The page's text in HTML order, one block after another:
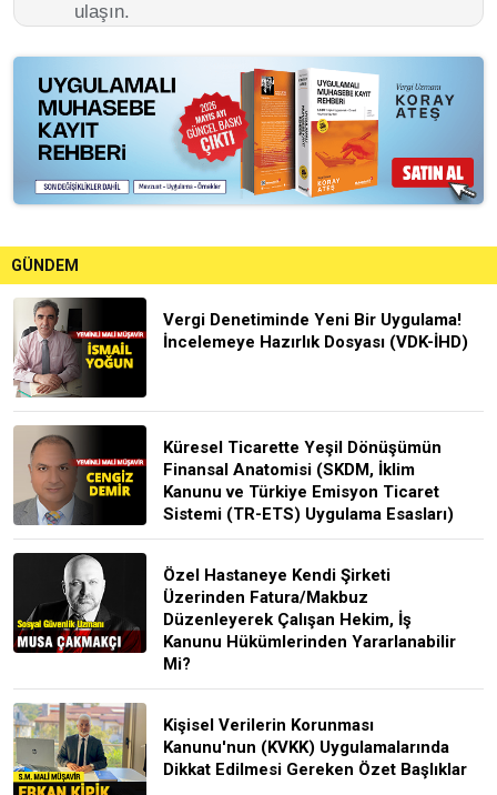
ulaşın.
GÜNDEM
Vergi Denetiminde Yeni Bir Uygulama!
İncelemeye Hazırlık Dosyası (VDK-İHD)
Küresel Ticarette Yeşil Dönüşümün
Finansal Anatomisi (SKDM, İklim
Kanunu ve Türkiye Emisyon Ticaret
Sistemi (TR-ETS) Uygulama Esasları)
Özel Hastaneye Kendi Şirketi
Üzerinden Fatura/Makbuz
Düzenleyerek Çalışan Hekim, İş
Kanunu Hükümlerinden Yararlanabilir
Mi?
Kişisel Verilerin Korunması
Kanunu'nun (KVKK) Uygulamalarında
Dikkat Edilmesi Gereken Özet Başlıklar